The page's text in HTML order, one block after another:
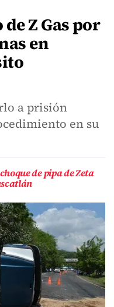
Z Gas por
en
a prisión
en su
de pipa de Zeta